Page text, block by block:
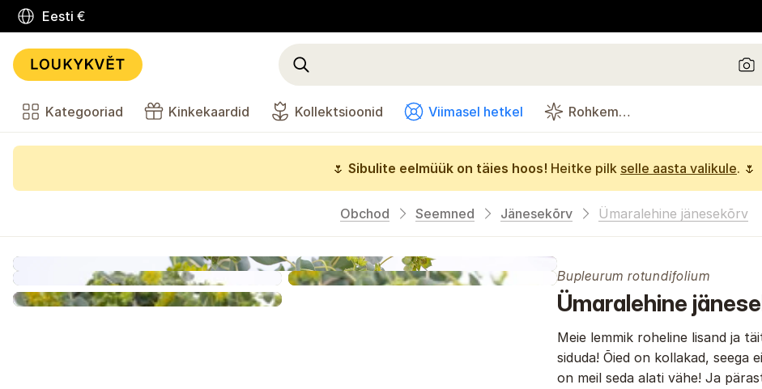
Eesti €
Kategooriad Kinkekaardid Kollektsioonid Viimasel hetkel Rohkem…
🌷 Sibulite eelmüük on täies hoos! Heitke pilk selle aasta valikule. 🌷
Obchod Seemned Jänesekõrv Ümaralehine jänesekõrv
Bupleurum rotundifolium
Ümaralehine
Meie lemmik roheline lisand ja
siduda! Õied on kollakad, seega
on meil seda alati vähe! Ja